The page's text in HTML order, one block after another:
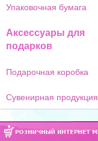
Упаковочная бумага
Аксессуары для
подарков
Подарочная коробка
Сувенирная продукция